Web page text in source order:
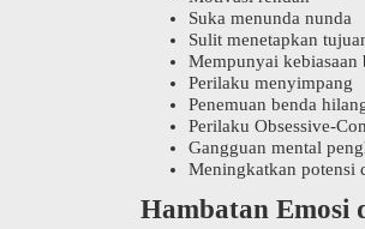
Suka menunda nunda
Sulit menetapkan
Mempunyai kebiasaan
Perilaku menyimpang
Penemuan benda
Perilaku Obsessive-
Gangguan mental
Meningkatkan potensi
Hambatan Emosi